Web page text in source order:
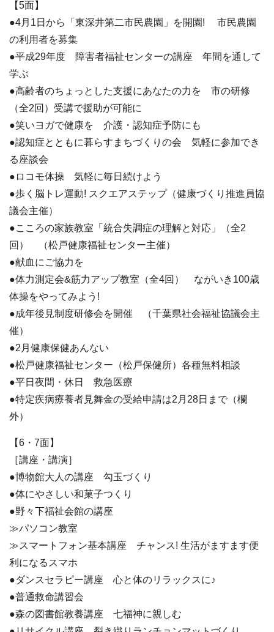
【5面】
●4月1日から「東深井第二市民農園」を開園! 市民農園
の利用者を募集
●平成29年度 障害者福祉センターの講座 年間を通して
学ぶ
●高齢者のちょっとした支援にあなたの力を 市の研修
（全2回）受講で援助が可能に
●笑いヨガで健康を 介護・認知症予防にも
●認知症とともに暮らすまちづくりの会 気軽に参加でき
る座談会
●ロコモ体操 気軽に毎日続けよう
●歩く脳トレ運動! スクエアステップ（健康づくり推進員協
議会主催）
●こころの家族教室「統合失調症の理解と対応」（全2
回） （松戸健康福祉センター主催）
●献血にご協力を
●体力測定会&筋力アップ教室（全4回） ながいき100歳
体操をやってみよう!
●成年後見制度研修会を開催 （千葉県社会福祉協議会主
催）
●2月健康保健あんない
●松戸健康福祉センター（松戸保健所）各種無料相談
●平日夜間・休日 救急医療
●特定疾病療養者見舞金の受給申請は2月28日まで（欄
外）
【6・7面】
［講座・講演］
●博物館大人の講座 勾玉づくり
●体にやさしい和菓子つくり
●野々下福祉会館の講座
≫パソコン教室
≫スマートフォン基本講座 チャンス! 生活がますます便
利になるスマホ
●ダンスセラピー講座 心と体のリラックスに♪
●普通救命講習会
●森の図書館教養講座 七福神に親しむ